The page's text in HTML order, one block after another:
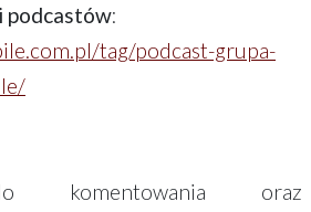
podcastów:
tag/podcast-grupa-
komentowania oraz